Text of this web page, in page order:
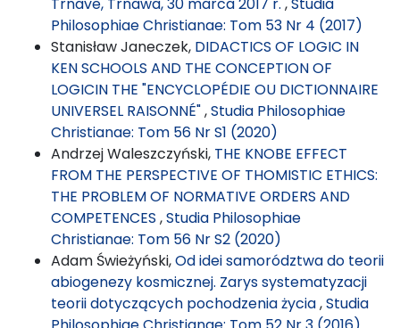
Philosophiae Christianae: Tom 53 Nr 4 (2017)
Stanisław Janeczek, DIDACTICS OF LOGIC IN
KEN SCHOOLS AND THE CONCEPTION OF
LOGICIN THE "ENCYCLOPÉDIE OU DICTIONNAIRE
UNIVERSEL RAISONNÉ",Studia Philosophiae
Christianae: Tom 56 Nr S1 (2020)
Andrzej Waleszczyński, THE KNOBE EFFECT
FROM THE PERSPECTIVE OF THOMISTIC ETHICS:
THE PROBLEM OF NORMATIVE ORDERS AND
COMPETENCES ,Studia Philosophiae
Christianae: Tom 56 Nr S2 (2020)
Adam Świeżyński,Od idei samorództwa do teorii
abiogenezy kosmicznej. Zarys systematyzacji
teorii dotyczących pochodzenia życia,Studia